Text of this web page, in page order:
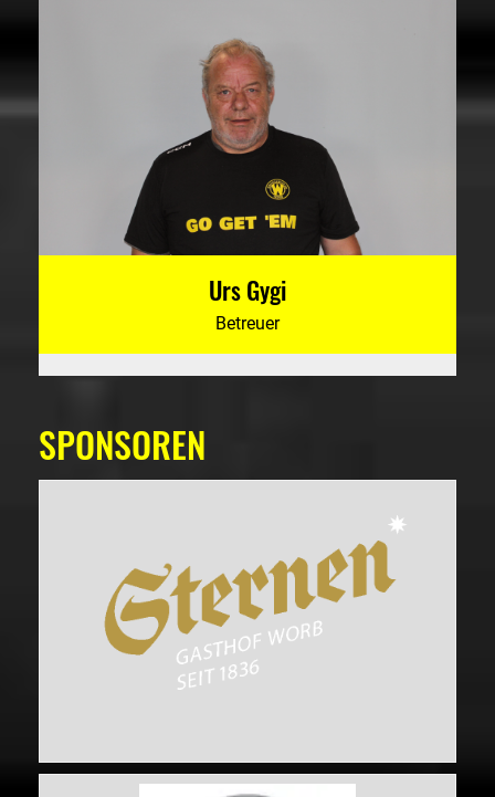
Urs Gygi
Betreuer
SPONSOREN